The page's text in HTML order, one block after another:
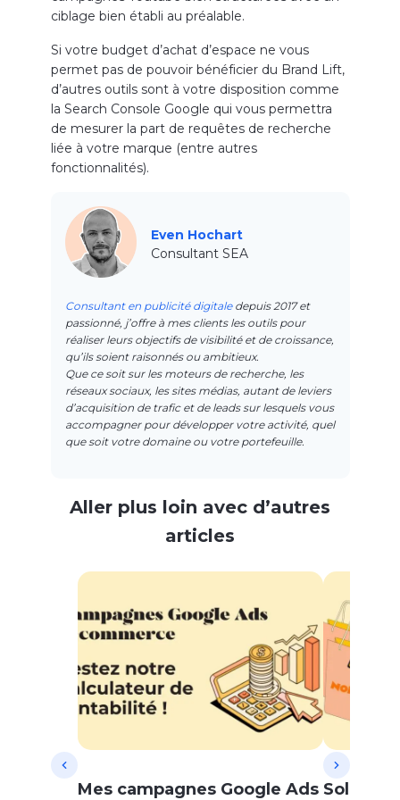
ciblage bien établi au préalable.
Si votre budget d’achat d’espace ne vous
permet pas de pouvoir bénéficier du Brand Lift,
d’autres outils sont à votre disposition comme
la Search Console Google qui vous permettra
de mesurer la part de requêtes de recherche
liée à votre marque (entre autres
fonctionnalités).
Even Hochart
Consultant SEA
Consultant en publicité digitaledepuis 2017 et
passionné, j’offre à mes clients les outils pour
réaliser leurs objectifs de visibilité et de croissance,
qu’ils soient raisonnés ou ambitieux.
Que ce soit sur les moteurs de recherche, les
réseaux sociaux, les sites médias, autant de leviers
d’acquisition de trafic et de leads sur lesquels vous
accompagner pour développer votre activité, quel
que soit votre domaine ou votre portefeuille.
Aller plus loin avec d’autres
articles
Mes campagnes Google Ads Soldes